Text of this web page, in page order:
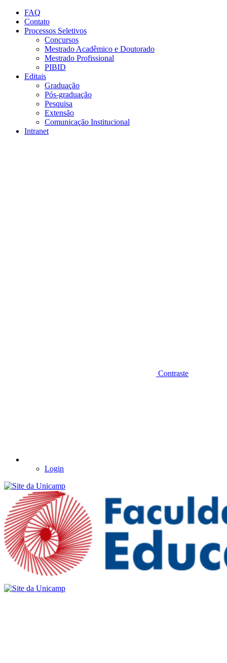
Conteúdo principal
FAQ
Contato
Processos Seletivos
Concursos
Mestrado Acadêmico e Doutorado
Mestrado Profissional
PIBID
Editais
Graduação
Pós-graduação
Pesquisa
Extensão
Comunicação Institucional
Intranet
Contraste
Login